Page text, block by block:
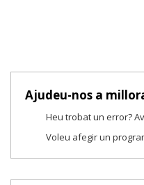
Ajudeu-nos a
Heu trobat un error?
Voleu afegir un